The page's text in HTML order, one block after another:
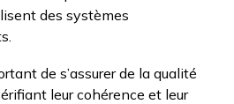
des systèmes
de s’assurer de la qualité
leur cohérence et leur